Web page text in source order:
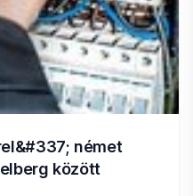
német
között